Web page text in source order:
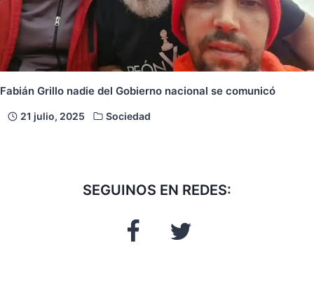
Fabián Grillo nadie del Gobierno nacional se comunicó
21 julio, 2025 Sociedad
SEGUINOS EN REDES: